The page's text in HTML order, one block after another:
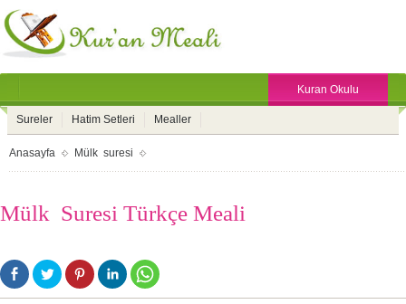
Kuran Okulu
Sureler Hatim Setleri Mealler
Anasayfa Mülk suresi
Mülk Suresi Türkçe Meali